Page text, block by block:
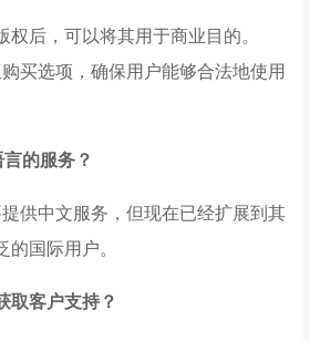
权后，可以将其用于商业目的。
买选项，确保用户能够合法地使用
的服务？
供中文服务，但现在已经扩展到其
国际用户。
取客户支持？